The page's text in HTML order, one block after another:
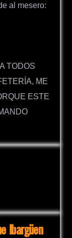
al mesero:
TODOS
ME
ESTE
Ibargüen